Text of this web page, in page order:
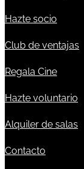
Hazte socio
Club de ventajas
Regala Cine
Hazte voluntario
Alquiler de salas
Contacto